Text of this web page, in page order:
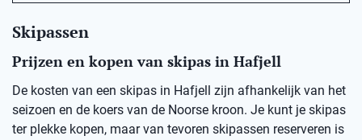
Skipassen
Prijzen en kopen van skipas in Hafjell
De kosten van een skipas in Hafjell zijn afhankelijk van het
seizoen en de koers van de Noorse kroon. Je kunt je skipas
ter plekke kopen, maar van tevoren skipassen reserveren is